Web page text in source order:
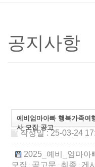
공지사항
예비엄마아빠 행복가족여
사 모집 공고
작성일 : 25-03-24
2025_예비_엄마아
모집_공고문_최종_게